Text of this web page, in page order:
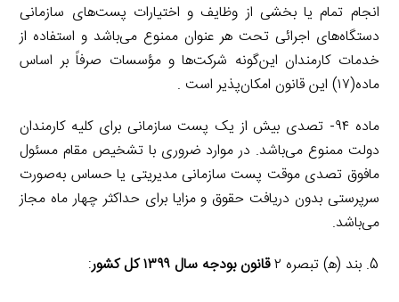
انجام تمام یا بخشی از وظایف و اختیارات پست‌های سازمانی
دستگاه‌های اجرائی تحت هر عنوان ممنوع می‌باشد و استفاده از
خدمات کارمندان این‌گونه شرکت‌ها و مؤسسات صرفاً بر اساس
ماده(۱۷) این قانون امکان‌پذیر است .
ماده ۹۴- تصدی بیش از یک پست سازمانی برای کلیه کارمندان
دولت ممنوع می‌باشد. در موارد ضروری با تشخیص مقام مسئول
مافوق تصدی موقت پست سازمانی مدیریتی یا حساس به‌صورت
سرپرستی بدون دریافت حقوق و مزایا برای حداکثر چهار ماه مجاز
می‌باشد.
بند (ﻫ) تبصره ۲
قانون بودجه سال ۱۳۹۹ كل كشور :